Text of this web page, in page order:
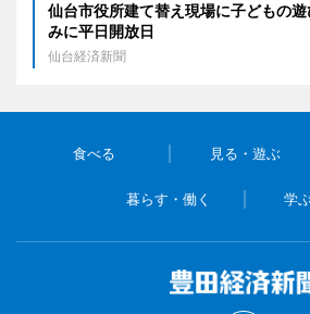
仙台市役所建て替え現場に子どもの
みに平日開放日
仙台経済新聞
食べる 見る・遊ぶ
暮らす・働く 学